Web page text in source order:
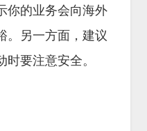
你的业务会向海外
。另一方面，建议
要注意安全。